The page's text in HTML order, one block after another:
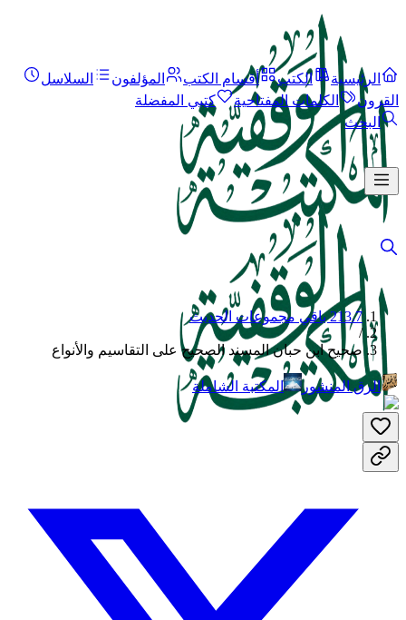
الرئيسية الكتب أقسام الكتب المؤلفون
السلاسل
القرون
الكلمات المفتاحية
كتبي المفضلة
البحث
213.7 باقي مجموعات الحديث
/
صحيح ابن حبان المسند الصحيح على التقاسيم والأنواع
الرق المنشور المكتبة الشاملة